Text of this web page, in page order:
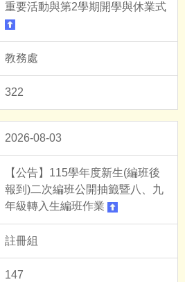
重要活動與第2學期開學與休業式
教務處
322
2026-08-03
【公告】115學年度新生(編班後
報到)二次編班公開抽籤暨八、九
年級轉入生編班作業
註冊組
147